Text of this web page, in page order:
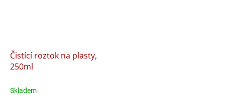
Čistící roztok na plasty,
250ml
Skladem